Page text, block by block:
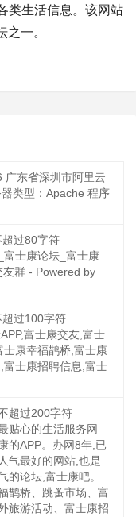
类生活信息。该网站
一。
广东省深圳市阿里云
类型：Apache 程序
过80字符
士康论坛_富士康
友群 - Powered by
过100字符
富士康交友,富士
士康幸福鹊桥,富士康
士康招聘信息,富士
超过200字符
贴心的生活服务网
的APP。办网8年,已
气最好的网站,也是
的论坛,富士康吧。
鹊桥、跳蚤市场、富
旅游活动、富士康招